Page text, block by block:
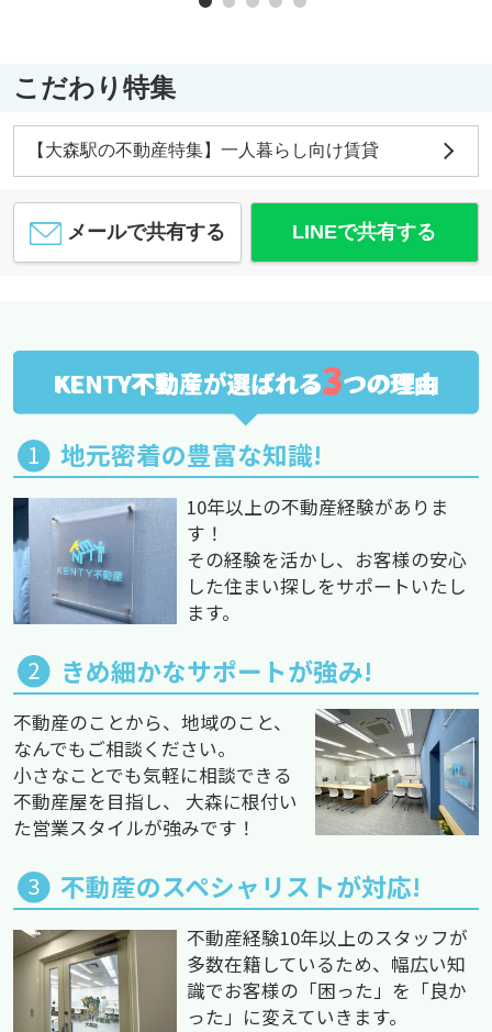
こだわり特集
【大森駅の不動産特集】一人暮らし向け賃貸
メールで共有する LINEで共有する
KENTY不動産が選ばれる3つの理由
地元密着の豊富な知識!
10年以上の不動産経験がありま
す！
その経験を活かし、お客様の安心
した住まい探しをサポートいたし
ます。
きめ細かなサポートが強み!
不動産のことから、地域のこと、
なんでもご相談ください。
小さなことでも気軽に相談できる
不動産屋を目指し、 大森に根付い
た営業スタイルが強みです！
不動産のスペシャリストが対応!
不動産経験10年以上のスタッフが
多数在籍しているため、幅広い知
識でお客様の「困った」を「良か
った」に変えていきます。